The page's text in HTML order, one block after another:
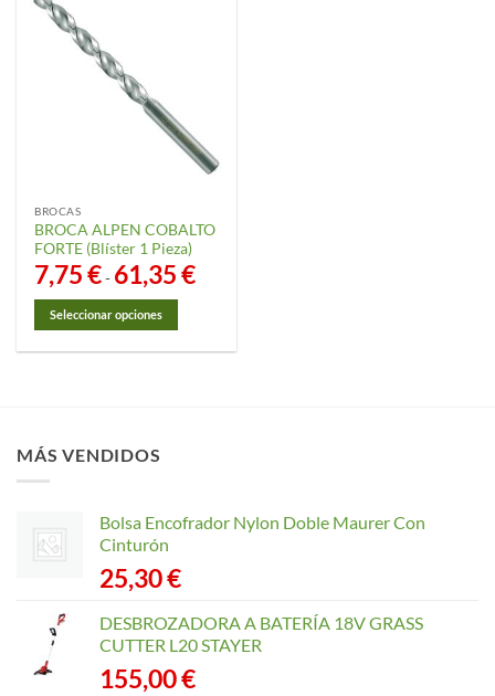
BROCAS
BROCA ALPEN COBALTO
FORTE (Blíster 1 Pieza)
7,75€- 61,35€Rango
de
61,35 €
Seleccionar opciones
Las
opciones
elegir
página
producto
MÁS VENDIDOS
Bolsa Encofrador Nylon Doble Maurer Con
Cinturón
25,30€
DESBROZADORA A BATERÍA 18V GRASS
CUTTER L20 STAYER
155,00€